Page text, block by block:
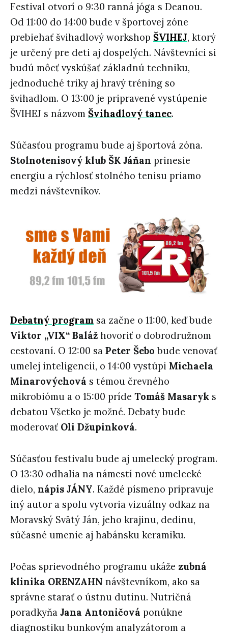
Festival otvorí o 9:30 ranná jóga s Deanou.
Od 11:00 do 14:00 bude v športovej zóne
prebiehať švihadlový workshop ŠVIHEJ, ktorý
je určený pre deti aj dospelých. Návštevníci si
budú môcť vyskúšať základnú techniku,
jednoduché triky aj hravý tréning so
švihadlom. O 13:00 je pripravené vystúpenie
ŠVIHEJ s názvom Švihadlový tanec.
Súčasťou programu bude aj športová zóna.
Stolnotenisový klub ŠK Jáňan prinesie
energiu a rýchlosť stolného tenisu priamo
medzi návštevníkov.
Debatný program sa začne o 11:00, keď bude
Viktor „VIX“ Baláž hovoriť o dobrodružnom
cestovaní. O 12:00 sa Peter Šebo bude venovať
umelej inteligencii, o 14:00 vystúpi Michaela
Minarovýchová s témou črevného
mikrobiómu a o 15:00 príde Tomáš Masaryk s
debatou Všetko je možné. Debaty bude
moderovať Oli Džupinková.
Súčasťou festivalu bude aj umelecký program.
O 13:30 odhalia na námestí nové umelecké
dielo, nápis JÁNY. Každé písmeno pripravuje
iný autor a spolu vytvoria vizuálny odkaz na
Moravský Svätý Ján, jeho krajinu, dedinu,
súčasné umenie aj habánsku keramiku.
Počas sprievodného programu ukáže zubná
klinika ORENZAHN návštevníkom, ako sa
správne starať o ústnu dutinu. Nutričná
poradkyňa Jana Antoničová ponúkne
diagnostiku bunkovým analyzátorom a